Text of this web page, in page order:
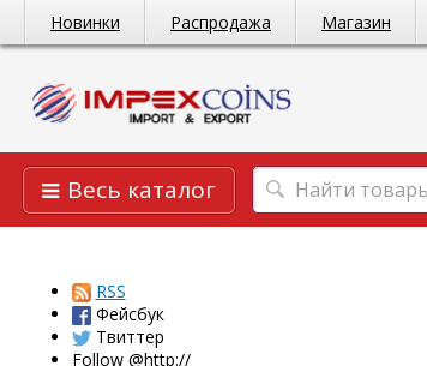
Новинки Распродажа Магазин
Весь каталог
RSS
Фейсбук
Твиттер
Follow @http://